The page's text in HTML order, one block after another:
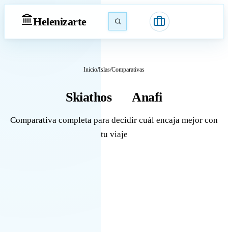
Helenizarte
Inicio/Islas/Comparativas
Skiathos Anafi
Comparativa completa para decidir cuál encaja mejor con
tu viaje